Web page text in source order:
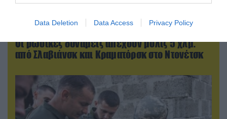
Data Deletion Data Access Privacy Policy
Οι ρωσικές δυνάμεις απέχουν μόλις 5 χλμ.
από Σλαβιάνσκ και Κραματόρσκ στο Ντονέτσκ